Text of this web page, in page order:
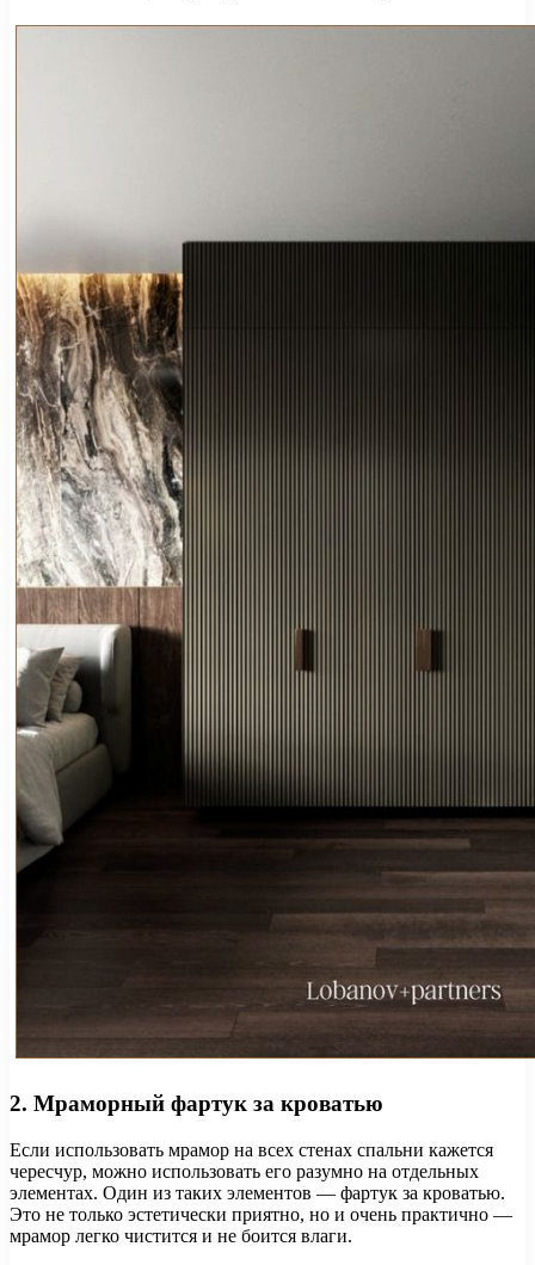
2. Мраморный фартук за кроватью
Если использовать мрамор на всех стенах спальни кажется
чересчур, можно использовать его разумно на отдельных
элементах. Один из таких элементов — фартук за кроватью.
Это не только эстетически приятно, но и очень практично —
мрамор легко чистится и не боится влаги.